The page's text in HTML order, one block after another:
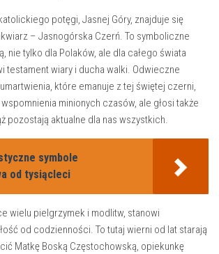
potęgi, Jasnej Góry, znajduje się
– Jasnogórska Czerń. To symboliczne
nie⁤ tylko dla Polaków, ale dla całego świata
testament wiary i ducha walki. Odwieczne
które emanuje z ​tej świętej⁤ czerni,
minionych ‌czasów, ale głosi także
pozostają aktualne dla ‌nas wszystkich.
symbole
od tysiącleci
wielu pielgrzymek i modlitw, ⁢stanowi
od codzienności. To tutaj wierni od lat starają
Matkę‍ Boską Częstochowską, opiekunkę